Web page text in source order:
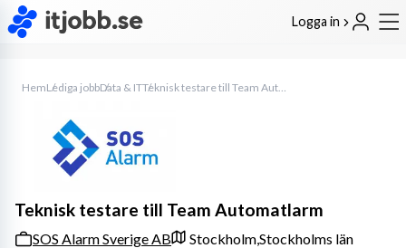
Logga in
HemLediga jobbData & IT Teknisk testare till Team Automatlarm
Teknisk testare till Team Automatlarm
SOS Alarm Sverige AB Stockholm,Stockholms län